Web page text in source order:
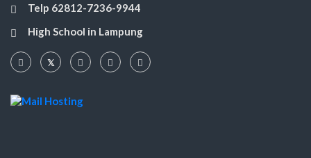
Telp 62812-7236-9944
High School in Lampung